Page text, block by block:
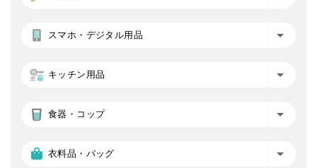
スマホ・デジタル用品
キッチン用品
食器・コップ
衣料品・バッグ